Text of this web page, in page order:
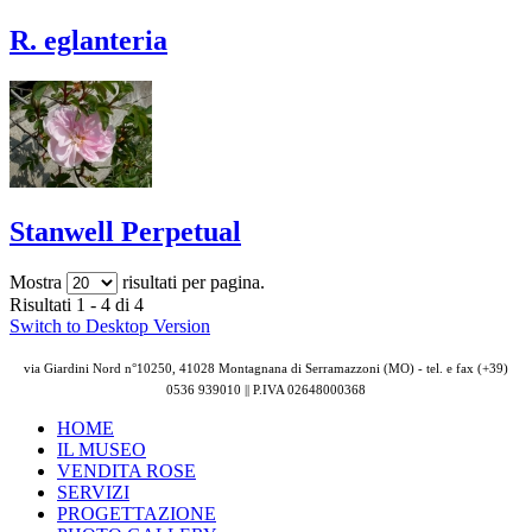
R. eglanteria
Stanwell Perpetual
Mostra
risultati per pagina.
Risultati 1 - 4 di 4
Switch to Desktop Version
via Giardini Nord n°10250, 41028 Montagnana di Serramazzoni (MO) - tel. e fax (+39)
0536 939010 || P.IVA 02648000368
HOME
IL MUSEO
VENDITA ROSE
SERVIZI
PROGETTAZIONE